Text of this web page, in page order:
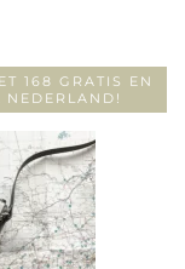
168 GRATIS EN
NEDERLAND!